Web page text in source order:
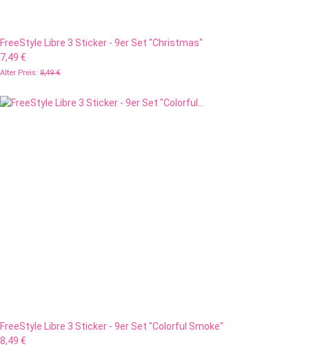
FreeStyle Libre 3 Sticker - 9er Set "Christmas"
7,49 €
Alter Preis: 8,49 €
FreeStyle Libre 3 Sticker - 9er Set "Colorful Smoke"
8,49 €